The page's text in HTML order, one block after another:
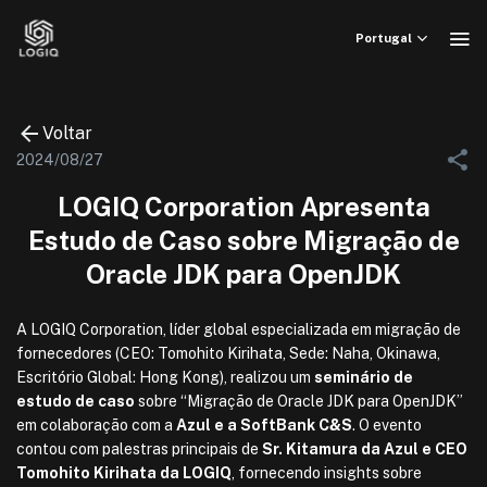
Portugal
Voltar
2024/08/27
LOGIQ Corporation Apresenta
Estudo de Caso sobre Migração de
Oracle JDK para OpenJDK
A LOGIQ Corporation, líder global especializada em migração de
fornecedores (CEO: Tomohito Kirihata, Sede: Naha, Okinawa,
Escritório Global: Hong Kong), realizou um seminário de
estudo de caso sobre “Migração de Oracle JDK para OpenJDK”
em colaboração com a Azul e a SoftBank C&S. O evento
contou com palestras principais de Sr. Kitamura da Azul e CEO
Tomohito Kirihata da LOGIQ , fornecendo insights sobre